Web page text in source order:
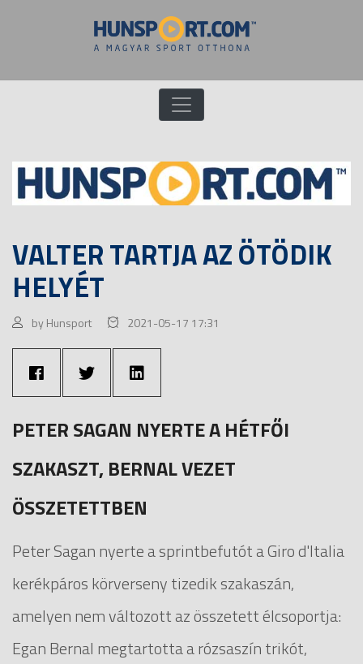
VALTER TARTJA AZ ÖTÖDIK
HELYÉT
by Hunsport 2021-05-17 17:31
PETER SAGAN NYERTE A HÉTFŐI
SZAKASZT, BERNAL VEZET
ÖSSZETETTBEN
Peter Sagan nyerte a sprintbefutót a Giro d'Italia
kerékpáros körverseny tizedik szakaszán,
amelyen nem változott az összetett élcsoportja:
Egan Bernal megtartotta a rózsaszín trikót,